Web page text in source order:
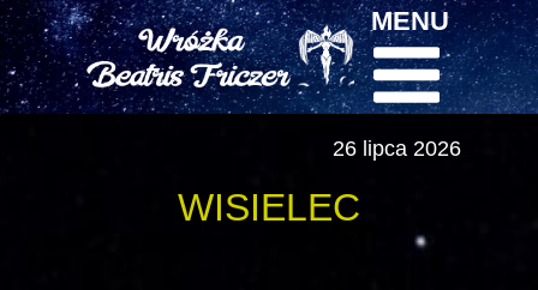
26 lipca 2026
WISIELEC
MENU